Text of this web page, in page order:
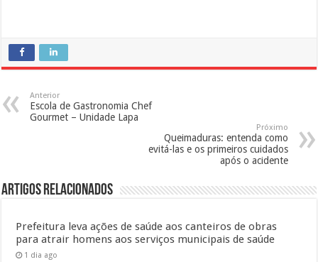
Anterior
Escola de Gastronomia Chef
Gourmet – Unidade Lapa
Próximo
Queimaduras: entenda como
evitá-las e os primeiros cuidados
após o acidente
Artigos Relacionados
Prefeitura leva ações de saúde aos canteiros de obras
para atrair homens aos serviços municipais de saúde
1 dia ago